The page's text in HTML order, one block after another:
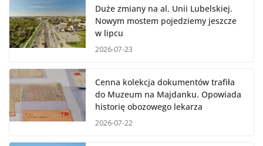
Duże zmiany na al. Unii Lubelskiej.
Nowym mostem pojedziemy jeszcze
w lipcu
2026-07-23
Cenna kolekcja dokumentów trafiła
do Muzeum na Majdanku. Opowiada
historię obozowego lekarza
2026-07-22